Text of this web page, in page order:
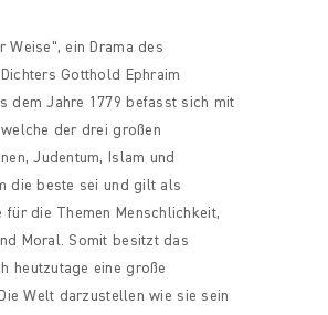
Weise“, ein Drama des
Gotthold Ephraim
dem Jahre 1779 befasst sich mit
der drei großen
Judentum, Islam und
die beste sei und gilt als
für die Themen Menschlichkeit,
Moral. Somit besitzt das
heutzutage eine große
Welt darzustellen wie sie sein